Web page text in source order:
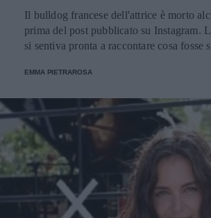
Il bulldog francese dell'attrice è morto
prima del post pubblicato su Instagram.
si sentiva pronta a raccontare cosa fosse
EMMA PIETRAROSA